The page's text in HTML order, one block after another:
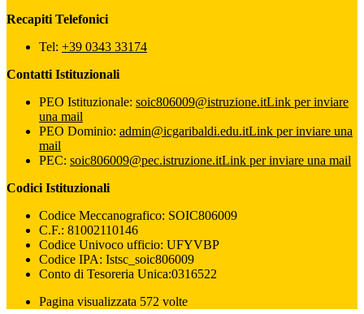
Recapiti Telefonici
Tel: +39 0343 33174
Contatti Istituzionali
PEO Istituzionale: soic806009@istruzione.itLink per inviare
una mail
PEO Dominio: admin@icgaribaldi.edu.itLink per inviare una
mail
PEC: soic806009@pec.istruzione.itLink per inviare una mail
Codici Istituzionali
Codice Meccanografico: SOIC806009
C.F.: 81002110146
Codice Univoco ufficio: UFYVBP
Codice IPA: Istsc_soic806009
Conto di Tesoreria Unica:0316522
Pagina visualizzata 572 volte